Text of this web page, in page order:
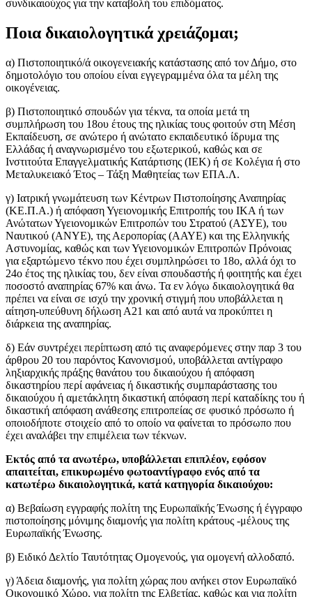
συνδικαιούχος για την καταβολή του επιδόματος.
Ποια δικαιολογητικά χρειάζομαι;
α) Πιστοποιητικό/ά οικογενειακής κατάστασης από τον Δήμο, στο
δημοτολόγιο του οποίου είναι εγγεγραμμένα όλα τα μέλη της
οικογένειας.
β) Πιστοποιητικό σπουδών για τέκνα, τα οποία μετά τη
συμπλήρωση του 18ου έτους της ηλικίας τους φοιτούν στη Μέση
Εκπαίδευση, σε ανώτερο ή ανώτατο εκπαιδευτικό ίδρυμα της
Ελλάδας ή αναγνωρισμένο του εξωτερικού, καθώς και σε
Ινστιτούτα Επαγγελματικής Κατάρτισης (ΙΕΚ) ή σε Κολέγια ή στο
Μεταλυκειακό Έτος – Τάξη Μαθητείας των ΕΠΑ.Λ.
γ) Ιατρική γνωμάτευση των Κέντρων Πιστοποίησης Αναπηρίας
(ΚΕ.Π.Α.) ή απόφαση Υγειονομικής Επιτροπής του ΙΚΑ ή των
Ανώτατων Υγειονομικών Επιτροπών του Στρατού (ΑΣΥΕ), του
Ναυτικού (ΑΝΥΕ), της Αεροπορίας (ΑΑΥΕ) και της Ελληνικής
Αστυνομίας, καθώς και των Υγειονομικών Επιτροπών Πρόνοιας
για εξαρτώμενο τέκνο που έχει συμπληρώσει το 18ο, αλλά όχι το
24ο έτος της ηλικίας του, δεν είναι σπουδαστής ή φοιτητής και έχει
ποσοστό αναπηρίας 67% και άνω. Τα εν λόγω δικαιολογητικά θα
πρέπει να είναι σε ισχύ την χρονική στιγμή που υποβάλλεται η
αίτηση-υπεύθυνη δήλωση Α21 και από αυτά να προκύπτει η
διάρκεια της αναπηρίας.
δ) Εάν συντρέχει περίπτωση από τις αναφερόμενες στην παρ 3 του
άρθρου 20 του παρόντος Κανονισμού, υποβάλλεται αντίγραφο
ληξιαρχικής πράξης θανάτου του δικαιούχου ή απόφαση
δικαστηρίου περί αφάνειας ή δικαστικής συμπαράστασης του
δικαιούχου ή αμετάκλητη δικαστική απόφαση περί καταδίκης του ή
δικαστική απόφαση ανάθεσης επιτροπείας σε φυσικό πρόσωπο ή
οποιοδήποτε στοιχείο από το οποίο να φαίνεται το πρόσωπο που
έχει αναλάβει την επιμέλεια των τέκνων.
Εκτός από τα ανωτέρω, υποβάλλεται επιπλέον, εφόσον
απαιτείται, επικυρωμένο φωτοαντίγραφο ενός από τα
κατωτέρω δικαιολογητικά, κατά κατηγορία δικαιούχου:
α) Βεβαίωση εγγραφής πολίτη της Ευρωπαϊκής Ένωσης ή έγγραφο
πιστοποίησης μόνιμης διαμονής για πολίτη κράτους -μέλους της
Ευρωπαϊκής Ένωσης.
β) Ειδικό Δελτίο Ταυτότητας Ομογενούς, για ομογενή αλλοδαπό.
γ) Άδεια διαμονής, για πολίτη χώρας που ανήκει στον Ευρωπαϊκό
Οικονομικό Χώρο, για πολίτη της Ελβετίας, καθώς και για πολίτη